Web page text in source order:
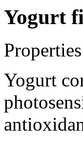
Yogurt
Yogurt